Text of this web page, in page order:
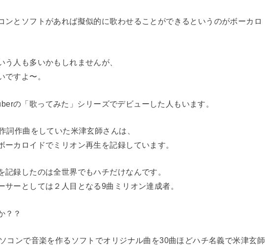
ンとソフトがあれば擬似的に歌わせることができるというのがボーカロ
人も多いかもしれませんが、
ですよ〜。
の「歌ってみた」シリーズでデビューした人もいます。
詞作曲をしていた米津玄師さんは、
ーカロイドでミリオン再生を記録しています。
記録したのは全世界でもハチだけなんです。
サーとしては２人目となる9曲ミリオン達成者。
？？
コンで音楽を作るソフトでオリジナル曲を30曲ほどハチ名義で米津玄師